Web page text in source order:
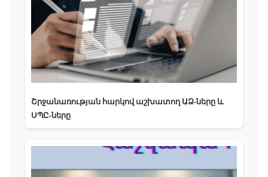
Շրջանառության հարկով աշխատող ԱՁ-ները և
ՍՊԸ-ները